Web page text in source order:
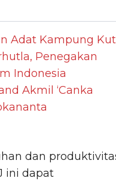
Adat Kampung
Penegakan
Indonesia
Akmil ‘Canka
dan
ini dapat